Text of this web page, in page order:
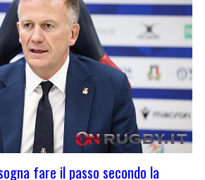
fare il passo secondo la